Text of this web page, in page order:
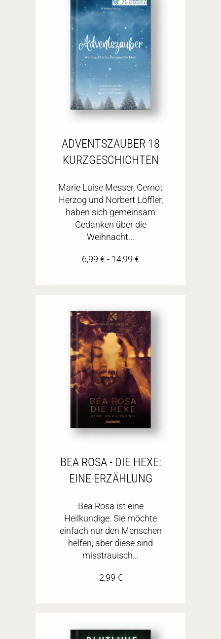
ADVENTSZAUBER 18
KURZGESCHICHTEN
Marie Luise Messer, Gernot
Herzog und Norbert Löffler,
haben sich gemeinsam
Gedanken über die
Weihnacht...
6,99 € - 14,99 €
BEA ROSA - DIE HEXE:
EINE ERZÄHLUNG
Bea Rosa ist eine
Heilkundige. Sie möchte
einfach nur den Menschen
helfen, aber diese sind
misstrauisch...
2,99 €